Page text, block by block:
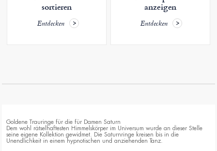
sortieren
Entdecken
anzeigen
Entdecken
Goldene Trauringe für die für Damen Saturn
Dem wohl rätselhaftesten Himmelskörper im Universum wurde an dieser Stelle
seine eigene Kollektion gewidmet. Die Saturnringe kreisen bis in die
Unendlichkeit in einem hypnotischen und anziehenden Tanz.